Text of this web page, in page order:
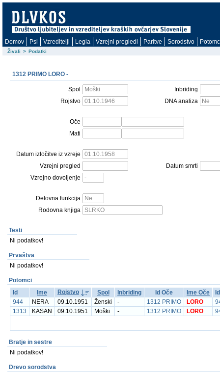
Domov Psi Vzreditelji Legla Vzrejni pregledi Paritve Sorodstvo
Živali > Podatki
1312 PRIMO LORO -
Spol
Inbriding
Rojstvo
DNA analiza
Oče
Mati
Datum izločitve iz vzreje
Vzrejni pregled
Datum smrti
Vzrejno dovoljenje
Delovna funkcija
Rodovna knjiga
Testi
Ni podatkov!
Prvaštva
Ni podatkov!
Potomci
Id
Ime Rojstvo Spol Inbriding Id Oče Ime Oče
944
NERA 09.10.1951 Ženski - 1312 PRIMO LORO
1313
KASAN 09.10.1951 Moški - 1312 PRIMO LORO
Bratje in sestre
Ni podatkov!
Drevo sorodstva